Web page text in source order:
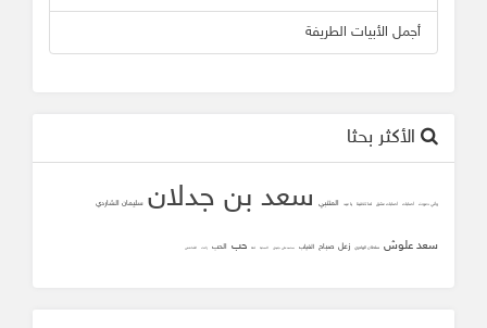
أجمل الأبيات الطريفة
الأكثر بحثا
وأني دعوت أصابك أصابك عشق لما تلاقينا يا عيد المتنبي سعد بن جدلان سليمان الشاردي
سعد علوش سلطان الهاجري زعل صباح الغياب محمد علي جنيدي المحبه ثقه حب الحب زانت الشافعي